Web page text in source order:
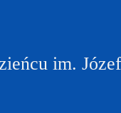
im.